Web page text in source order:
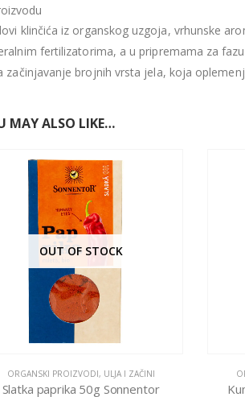
klinčića iz organskog uzgoja, vrhunske
fertilizatorima, a u pripremama za
začinjavanje brojnih vrsta jela, koja
MAY ALSO LIKE…
OUT OF STOCK
ORGANSKI PROIZVODI, ULJA I ZAČINI
Slatka paprika 50g Sonnentor